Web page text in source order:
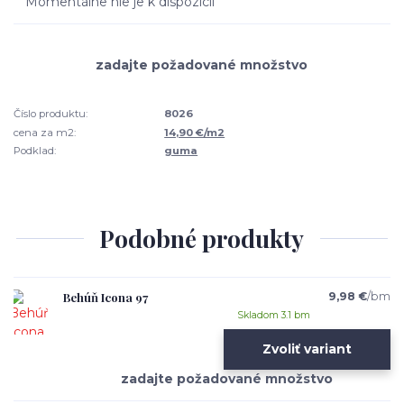
Číslo produktu:
8026
cena za m2:
14,90 €/m2
Podklad:
guma
Podobné produkty
Behúň Icona 97 9,98 €/bm
Skladom 3.1 bm
Zvoliť variant